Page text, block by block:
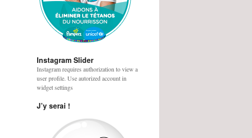
Instagram Slider
Instagram requires authorization to view a
user profile. Use autorized account in
widget settings
J’y serai !